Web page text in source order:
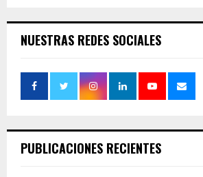
NUESTRAS REDES SOCIALES
PUBLICACIONES RECIENTES